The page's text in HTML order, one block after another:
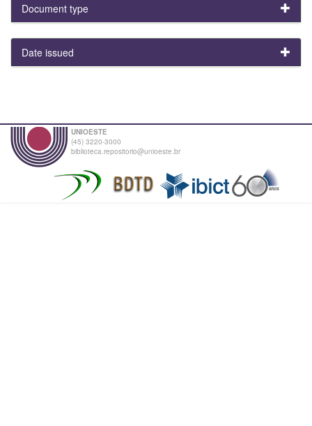
Document type
Date issued
UNIOESTE
(45) 3220-3000
biblioteca.repositorio@unioeste.br